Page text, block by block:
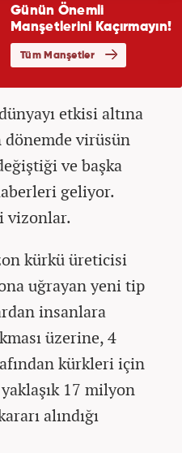
etkisi altına
dönemde virüsün
ve başka
geliyor.
vizonlar.
kürkü üreticisi
uğrayan yeni tip
insanlara
üzerine, 4
kürkleri için
17 milyon
alındığı